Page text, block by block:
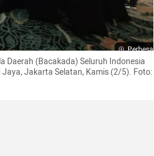
Perbesar
Daerah (Bacakada) Seluruh Indonesia
Jakarta Selatan, Kamis (2/5). Foto: